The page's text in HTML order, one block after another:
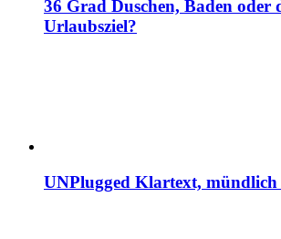
36 Grad Duschen, Baden oder
Urlaubsziel?
UNPlugged Klartext, mündlich